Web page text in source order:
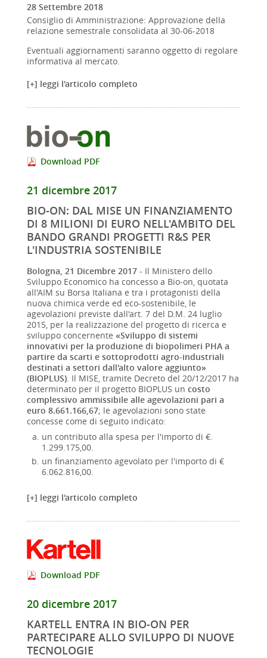
28 Settembre 2018
Consiglio di Amministrazione: Approvazione della
relazione semestrale consolidata al 30-06-2018
Eventuali aggiornamenti saranno oggetto di regolare
informativa al mercato.
[+] leggi l'articolo completo
Download PDF
21 dicembre 2017
BIO-ON: DAL MISE UN FINANZIAMENTO
DI 8 MILIONI DI EURO NELL'AMBITO DEL
BANDO GRANDI PROGETTI R&S PER
L'INDUSTRIA SOSTENIBILE
Bologna, 21 Dicembre 2017- Il Ministero dello
Sviluppo Economico ha concesso a Bio-on, quotata
all'AIM su Borsa Italiana e tra i protagonisti della
nuova chimica verde ed eco-sostenibile, le
agevolazioni previste dall'art. 7 del D.M. 24 luglio
2015, per la realizzazione del progetto di ricerca e
sviluppo concernente «Sviluppo di sistemi
innovativi per la produzione di biopolimeri PHA a
partire da scarti e sottoprodotti agro-industriali
destinati a settori dall'alto valore aggiunto»
(BIOPLUS). Il MISE, tramite Decreto del 20/12/2017 ha
determinato per il progetto BIOPLUS un costo
complessivo ammissibile alle agevolazioni pari a
euro 8.661.166,67; le agevolazioni sono state
concesse come di seguito indicato:
un contributo alla spesa per l'importo di €.
1.299.175,00.
un finanziamento agevolato per l'importo di €
6.062.816,00.
[+] leggi l'articolo completo
Download PDF
20 dicembre 2017
KARTELL ENTRA IN BIO-ON PER
PARTECIPARE ALLO SVILUPPO DI NUOVE
TECNOLOGIE